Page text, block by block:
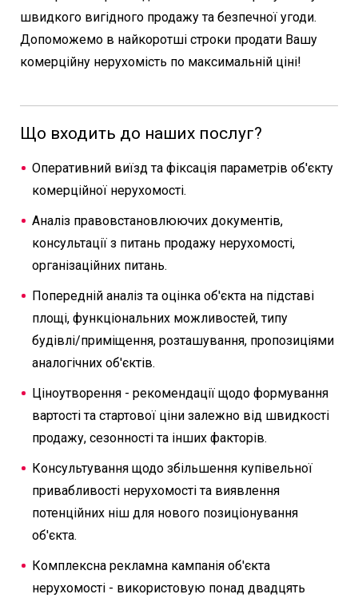
швидкого вигідного продажу та безпечної угоди.
Допоможемо в найкоротші строки продати Вашу
комерційну нерухомість по максимальній ціні!
Що входить до наших послуг?
Оперативний виїзд та фіксація параметрів об'єкту
комерційної нерухомості.
Аналіз правовстановлюючих документів,
консультації з питань продажу нерухомості,
організаційних питань.
Попередній аналіз та оцінка об'єкта на підставі
площі, функціональних можливостей, типу
будівлі/приміщення, розташування, пропозиціями
аналогічних об'єктів.
Ціноутворення - рекомендації щодо формування
вартості та стартової ціни залежно від швидкості
продажу, сезонності та інших факторів.
Консультування щодо збільшення купівельної
привабливості нерухомості та виявлення
потенційних ніш для нового позиціонування
об'єкта.
Комплексна рекламна кампанія об'єкта
нерухомості - використовую понад двадцять